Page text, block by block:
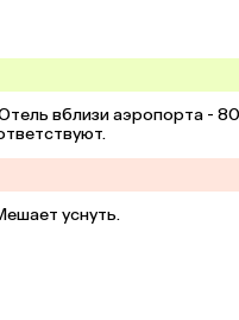
вблизи аэропорта -
уснуть.